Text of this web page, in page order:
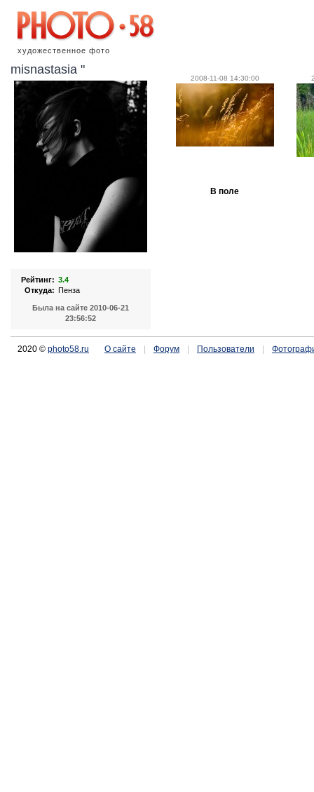
художественное фото
misnastasia "
Рейтинг: 3.4
Откуда: Пенза
Была на сайте 2010-06-21
23:56:52
2008-11-08 14:30:00
В поле
2020 © photo58.ru О сайте Форум Пользователи